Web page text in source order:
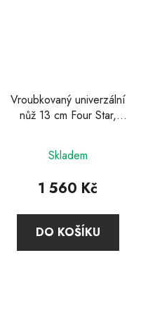
Vroubkovaný univerzální
nůž 13 cm Four Star,
Skladem
1 560 Kč
DO KOŠÍKU